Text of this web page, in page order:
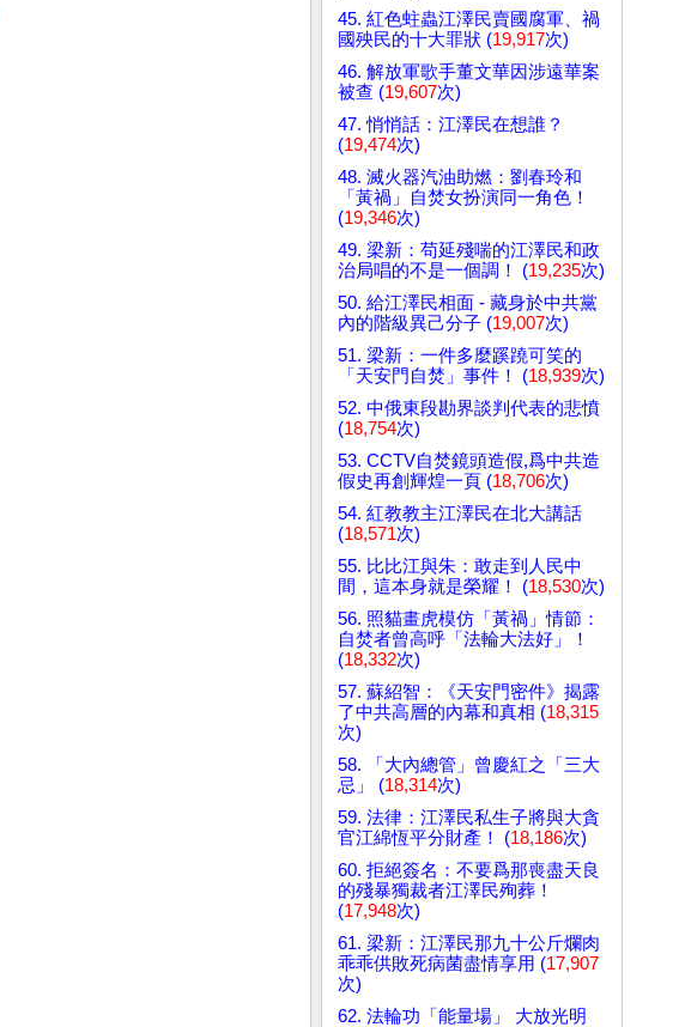
45. 紅色蛀蟲江澤民賣國腐軍、禍
國殃民的十大罪狀 (19,917次)
46. 解放軍歌手董文華因涉遠華案
被查 (19,607次)
47. 悄悄話：江澤民在想誰？
(19,474次)
48. 滅火器汽油助燃：劉春玲和
「黃禍」自焚女扮演同一角色！
(19,346次)
49. 梁新：苟延殘喘的江澤民和政
治局唱的不是一個調！ (19,235次)
50. 給江澤民相面 - 藏身於中共黨
內的階級異己分子 (19,007次)
51. 梁新：一件多麼蹊蹺可笑的
「天安門自焚」事件！ (18,939次)
52. 中俄東段勘界談判代表的悲憤
(18,754次)
53. CCTV自焚鏡頭造假,爲中共造
假史再創輝煌一頁 (18,706次)
54. 紅教教主江澤民在北大講話
(18,571次)
55. 比比江與朱：敢走到人民中
間，這本身就是榮耀！ (18,530次)
56. 照貓畫虎模仿「黃禍」情節：
自焚者曾高呼「法輪大法好」！
(18,332次)
57. 蘇紹智：《天安門密件》揭露
了中共高層的內幕和真相 (18,315
次)
58. 「大內總管」曾慶紅之「三大
忌」 (18,314次)
59. 法律：江澤民私生子將與大貪
官江綿恆平分財產！ (18,186次)
60. 拒絕簽名：不要爲那喪盡天良
的殘暴獨裁者江澤民殉葬！
(17,948次)
61. 梁新：江澤民那九十公斤爛肉
乖乖供敗死病菌盡情享用 (17,907
次)
62. 法輪功「能量場」 大放光明